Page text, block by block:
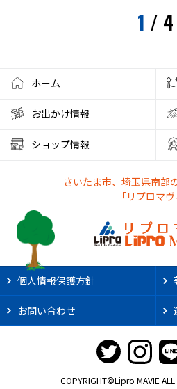
1 / 4
ホーム
お出かけ情報
ショップ情報
さいたま市、埼玉県南部
「リプロマヴ
個人情報保護方針
お問い合わせ
COPYRIGHT©Lipro MAVIE ALL